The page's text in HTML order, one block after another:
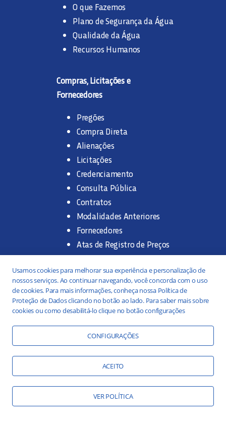
O que Fazemos
Plano de Segurança da Água
Qualidade da Água
Recursos Humanos
Compras, Licitações e
Fornecedores
Pregões
Compra Direta
Alienações
Licitações
Credenciamento
Consulta Pública
Contratos
Modalidades Anteriores
Fornecedores
Atas de Registro de Preços
Pré-qualificação de
Materiais e Equipamentos
Legislação e Normas
Documentação Interna
Investidores
Balanço Social
Comunicados
Demonstrações
Usamos cookies para melhorar sua experiência e personalização de
nossos serviços. Ao continuar navegando, você concorda com o uso
de cookies. Para mais informações, conheça nossa Política de
Proteção de Dados clicando no botão ao lado. Para saber mais sobre
cookies ou como desabilitá-lo clique no botão configurações
CONFIGURAÇÕES
ACEITO
VER POLÍTICA